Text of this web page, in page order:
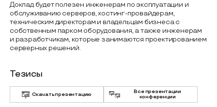
Доклад будет полезен инженерам по эксплуатации и
обслуживанию серверов, хостинг-провайдерам,
техническим директорам и владельцам бизнеса с
собственным парком оборудования, а также инженерам
и разработчикам, которые занимаются проектированием
серверных решений.
Тезисы
Скачать презентацию
Все презентации
конференции